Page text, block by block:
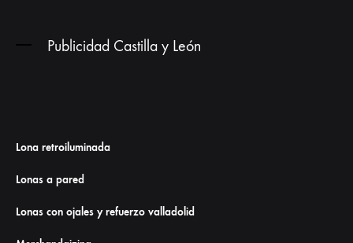
Publicidad Castilla y León
Lona retroiluminada
Lonas a pared
Lonas con ojales y refuerzo valladolid